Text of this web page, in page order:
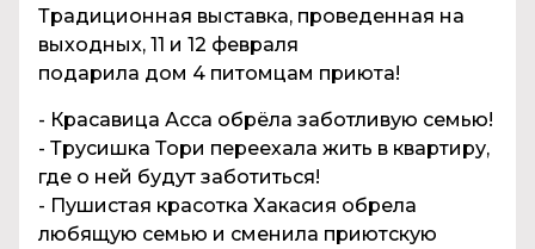
Традиционная выставка, проведенная на
выходных, 11 и 12 февраля
подарила дом 4 питомцам приюта!
- Красавица Асса обрёла заботливую семью!
- Трусишка Тори переехала жить в квартиру,
где о ней будут заботиться!
- Пушистая красотка Хакасия обрела
любящую семью и сменила приютскую